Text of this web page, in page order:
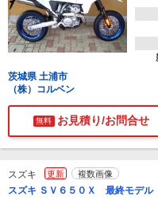
茨城県 土浦市
（株）コルベン
無料 お見積り/お問合せ
スズキ 更新 複数画像
スズキ ＳＶ６５０Ｘ 最終モデル